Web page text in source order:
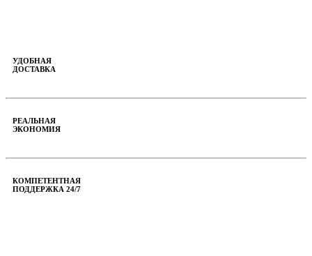
УДОБНАЯ
ДОСТАВКА
РЕАЛЬНАЯ
ЭКОНОМИЯ
КОМПЕТЕНТНАЯ
ПОДДЕРЖКА 24/7